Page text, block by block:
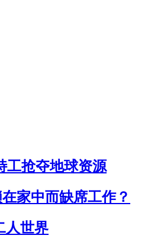
工抢夺地球资源
家中而缺席工作？
人世界